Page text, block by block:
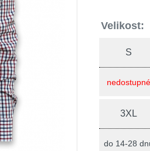
Velikost:
S
nedostupné
3XL
do 14-28